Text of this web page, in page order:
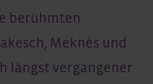
berühmten
Meknès und
längst vergangener